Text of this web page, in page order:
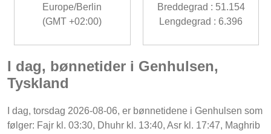
Europe/Berlin
(GMT +02:00)
Breddegrad : 51.154
Lengdegrad : 6.396
I dag, bønnetider i Genhulsen,
Tyskland
I dag, torsdag 2026-08-06, er bønnetidene i Genhulsen som
følger: Fajr kl. 03:30, Dhuhr kl. 13:40, Asr kl. 17:47, Maghrib